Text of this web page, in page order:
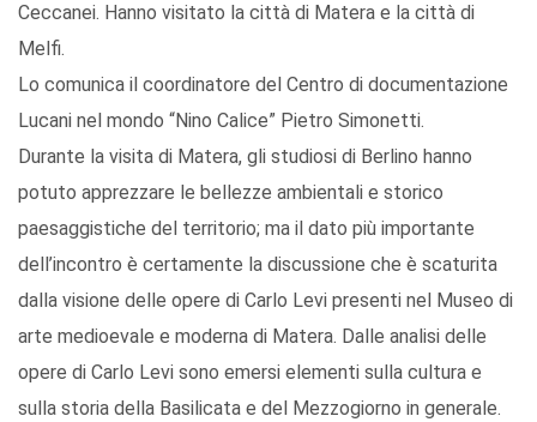
Ceccanei. Hanno visitato la città di Matera e la città di
Melfi.
Lo comunica il coordinatore del Centro di documentazione
Lucani nel mondo “Nino Calice” Pietro Simonetti.
Durante la visita di Matera, gli studiosi di Berlino hanno
potuto apprezzare le bellezze ambientali e storico
paesaggistiche del territorio; ma il dato più importante
dell’incontro è certamente la discussione che è scaturita
dalla visione delle opere di Carlo Levi presenti nel Museo di
arte medioevale e moderna di Matera. Dalle analisi delle
opere di Carlo Levi sono emersi elementi sulla cultura e
sulla storia della Basilicata e del Mezzogiorno in generale.